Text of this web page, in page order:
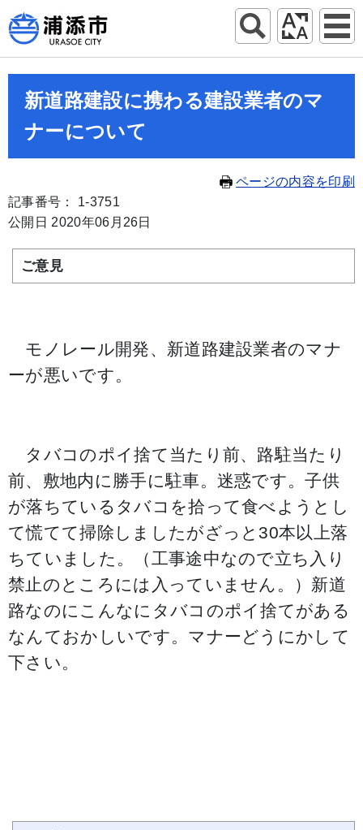
新道路建設に携わる建設業者のマ
ナーについて
ページの内容を印刷
記事番号： 1-3751
公開日 2020年06月26日
ご意見
モノレール開発、新道路建設業者のマナ
ーが悪いです。
タバコのポイ捨て当たり前、路駐当たり
前、敷地内に勝手に駐車。迷惑です。子供
が落ちているタバコを拾って食べようとし
て慌てて掃除しましたがざっと30本以上落
ちていました。（工事途中なので立ち入り
禁止のところには入っていません。）新道
路なのにこんなにタバコのポイ捨てがある
なんておかしいです。マナーどうにかして
下さい。